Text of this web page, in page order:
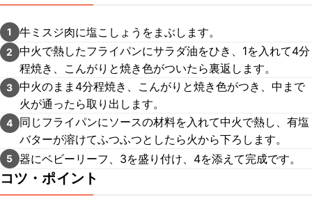
1 牛ミスジ肉に塩こしょうをまぶします。
2
中火で熱したフライパンにサラダ油をひき、1を入れて4分
程焼き、こんがりと焼き色がついたら裏返します。
3 中火のまま4分程焼き、こんがりと焼き色がつき、中まで
火が通ったら取り出します。
4
同じフライパンにソースの材料を入れて中火で熱し、有塩
バターが溶けてふつふつとしたら火から下ろします。
5 器にベビーリーフ、3を盛り付け、4を添えて完成です。
コツ・ポイント